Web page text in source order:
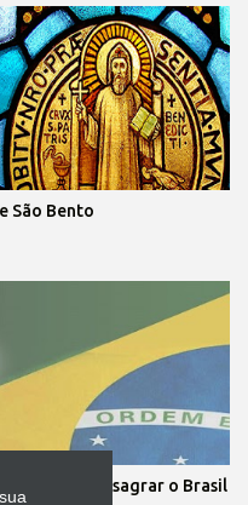
São Bento
irá consagrar o Brasil